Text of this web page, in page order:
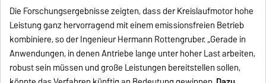
Die Forschungsergebnisse zeigten, dass der Kreislaufmotor hohe
Leistung ganz hervorragend mit einem emissionsfreien Betrieb
kombiniere, so der Ingenieur Hermann Rottengruber. „Gerade in
Anwendungen, in denen Antriebe lange unter hoher Last arbeiten,
robust sein müssen und große Leistungen bereitstellen sollen,